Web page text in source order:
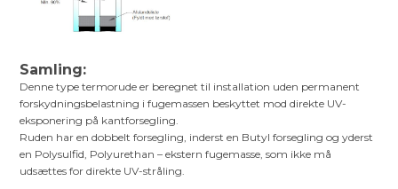
Samling:
Denne type termorude er beregnet til installation uden permanent
forskydningsbelastning i fugemassen beskyttet mod direkte UV-
eksponering på kantforsegling.
Ruden har en dobbelt forsegling, inderst en Butyl forsegling og yderst
en Polysulfid, Polyurethan – ekstern fugemasse, som ikke må
udsættes for direkte UV-stråling.